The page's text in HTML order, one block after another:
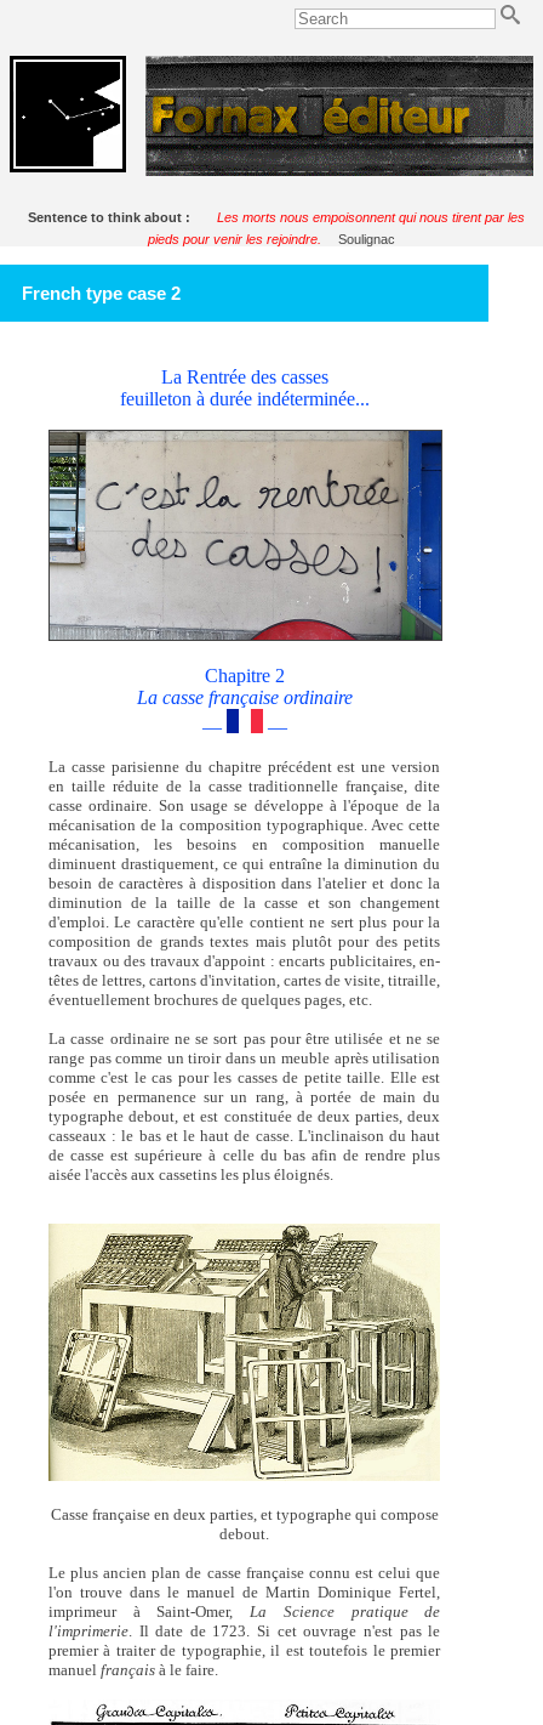
Sentence to think about :
Les morts nous empoisonnent qui nous tirent par les
pieds pour venir les rejoindre.
Soulignac
French type case 2
La Rentrée des casses
feuilleton à durée indéterminée...
Chapitre 2
La casse française ordinaire
—
—
La casse parisienne du chapitre précédent est une version
en taille réduite de la casse traditionnelle française, dite
casse ordinaire. Son usage se développe à l'époque de la
mécanisation de la composition typographique. Avec cette
mécanisation, les besoins en composition manuelle
diminuent drastiquement, ce qui entraîne la diminution du
besoin de caractères à disposition dans l'atelier et donc la
diminution de la taille de la casse et son changement
d'emploi. Le caractère qu'elle contient ne sert plus pour la
composition de grands textes mais plutôt pour des petits
travaux ou des travaux d'appoint : encarts publicitaires, en-
têtes de lettres, cartons d'invitation, cartes de visite, titraille,
éventuellement brochures de quelques pages, etc.
La casse ordinaire ne se sort pas pour être utilisée et ne se
range pas comme un tiroir dans un meuble après utilisation
comme c'est le cas pour les casses de petite taille. Elle est
posée en permanence sur un rang, à portée de main du
typographe debout, et est constituée de deux parties, deux
casseaux : le bas et le haut de casse. L'inclinaison du haut
de casse est supérieure à celle du bas afin de rendre plus
aisée l'accès aux cassetins les plus éloignés.
Casse française en deux parties, et typographe qui compose
debout.
Le plus ancien plan de casse française connu est celui que
l'on trouve dans le manuel de Martin Dominique Fertel,
imprimeur à Saint-Omer, La Science pratique de
l'imprimerie. Il date de 1723. Si cet ouvrage n'est pas le
premier à traiter de typographie, il est toutefois le premier
manuel françaisà le faire.